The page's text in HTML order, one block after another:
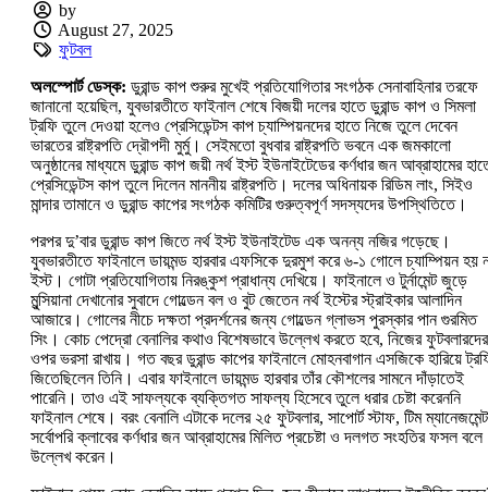
by
August 27, 2025
ফুটবল
অলস্পোর্ট ডেস্ক:‌ ডুরান্ড কাপ শুরুর মুখেই প্রতিযোগিতার সংগঠক সেনাবাহিনার তরফে
জানানো হয়েছিল, যুবভারতীতে ফাইনাল শেষে বিজয়ী দলের হাতে ডুরান্ড কাপ ও সিমলা
ট্রফি তুলে দেওয়া হলেও প্রেসিডেন্টস কাপ চ্যাম্পিয়নদের হাতে নিজে তুলে দেবেন
ভারতের রাষ্ট্রপতি দ্রৌপদী মুর্মু। সেইমতো বুধবার রাষ্ট্রপতি ভবনে এক জমকালো
অনুষ্ঠানের মাধ্যমে ডুরান্ড কাপ জয়ী নর্থ ইস্ট ইউনাইটেডের কর্ণধার জন আব্রাহামের
প্রেসিডেন্টস কাপ তুলে দিলেন মাননীয় রাষ্ট্রপতি। দলের অধিনায়ক রিডিম লাং, সিইও
মান্দার তামানে ও ডুরান্ড কাপের সংগঠক কমিটির গুরুত্বপূর্ণ সদস্যদের উপস্থিতিতে।
পরপর দু’‌বার ডুরান্ড কাপ জিতে নর্থ ইস্ট ইউনাইটেড এক অনন্য নজির গড়েছে।
যুবভারতীতে ফাইনালে ডায়মন্ড হারবার এফসিকে দুরমুশ করে ৬-‌১ গোলে চ্যাম্পিয়ন হয়
ইস্ট। গোটা প্রতিযোগিতায় নিরঙ্কুশ প্রাধান্য দেখিয়ে। ফাইনালে ও টুর্নামেন্ট জুড়ে
মুন্সিয়ানা দেখানোর সুবাদে গোল্ডেন বল ও বুট জেতেন নর্থ ইস্টের স্ট্রাইকার আলাদিন
আজারে। গোলের নীচে দক্ষতা প্রদর্শনের জন্য গোল্ডেন গ্লাভস পুরস্কার পান গুরমিত
সিং। কোচ পেদ্রো বেনালির কথাও বিশেষভাবে উল্লেখ করতে হবে, নিজের ফুটবলারদের
ওপর ভরসা রাখায়। গত বছর ডুরান্ড কাপের ফাইনালে মোহনবাগান এসজিকে হারিয়ে
জিতেছিলেন তিনি। এবার ফাইনালে ডায়মন্ড হারবার তাঁর কৌশলের সামনে দাঁড়াতেই
পারেনি। তাও এই সাফল্যকে ব্যক্তিগত সাফল্য হিসেবে তুলে ধরার চেষ্টা করেননি
ফাইনাল শেষে। বরং বেনালি এটাকে দলের ২৫ ফুটবলার, সাপোর্ট স্টাফ, টিম
সর্বোপরি ক্লাবের কর্ণধার জন আব্রাহামের মিলিত প্রচেষ্টা ও দলগত সংহতির ফসল বলে
উল্লেখ করেন।